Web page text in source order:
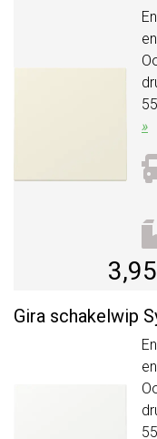
»
3,95
Gira schakelwip